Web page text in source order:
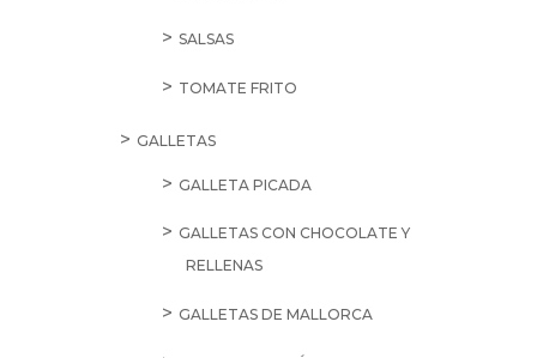
SALSAS
TOMATE FRITO
GALLETAS
GALLETA PICADA
GALLETAS CON CHOCOLATE Y
RELLENAS
GALLETAS DE MALLORCA